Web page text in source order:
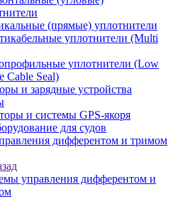
(прямые) уплотнители
уплотнители (Multi
уплотнители (Low
Cable Seal)
и зарядные устройства
и системы GPS-якоря
для судов
дифферентом и тримом
управления дифферентом и